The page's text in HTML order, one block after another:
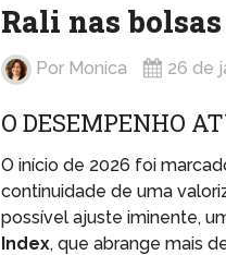
Rali nas
Por Monica 26 de
O DESEMPENHO
O início de 2026 foi
continuidade de uma
possível ajuste iminente,
Index, que abrange mais